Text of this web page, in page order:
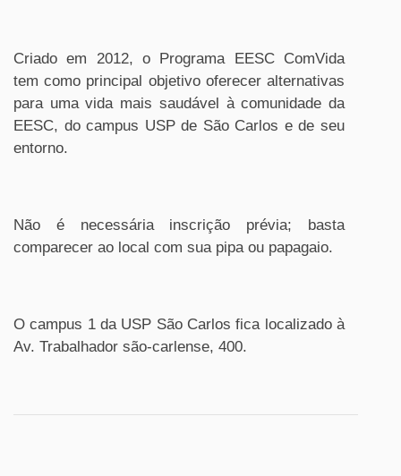
Criado em 2012, o Programa EESC ComVida
tem como principal objetivo oferecer alternativas
para uma vida mais saudável à comunidade da
EESC, do campus USP de São Carlos e de seu
entorno.
Não é necessária inscrição prévia; basta
comparecer ao local com sua pipa ou papagaio.
O campus 1 da USP São Carlos fica localizado à
Av. Trabalhador são-carlense, 400.